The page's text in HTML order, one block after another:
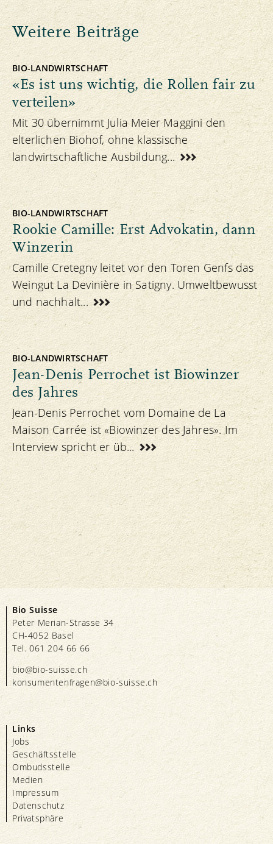
Weitere Beiträge
BIO-LANDWIRTSCHAFT
«Es ist uns wichtig, die Rollen fair zu
verteilen»
Mit 30 übernimmt Julia Meier Maggini den
elterlichen Biohof, ohne klassische
landwirtschaftliche Ausbildung...
BIO-LANDWIRTSCHAFT
Rookie Camille: Erst Advokatin, dann
Winzerin
Camille Cretegny leitet vor den Toren Genfs das
Weingut La Devinière in Satigny. Umweltbewusst
und nachhalt...
BIO-LANDWIRTSCHAFT
Jean-Denis Perrochet ist Biowinzer
des Jahres
Jean-Denis Perrochet vom Domaine de La
Maison Carrée ist «Biowinzer des Jahres». Im
Interview spricht er üb...
Bio Suisse
Peter Merian-Strasse 34
CH-4052 Basel
Tel. 061 204 66 66
bio@bio-suisse.ch
konsumentenfragen@bio-suisse.ch
Links
Jobs
Geschäftsstelle
Ombudsstelle
Medien
Impressum
Datenschutz
Privatsphäre